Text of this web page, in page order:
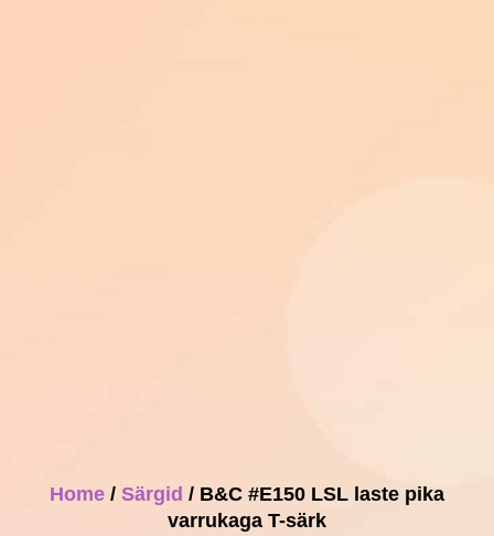
Home / Särgid / B&C #E150 LSL laste pika
varrukaga T-särk